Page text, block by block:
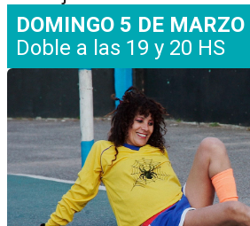
DOMINGO 5 DE MARZO
Doble a las 19 y 20 HS